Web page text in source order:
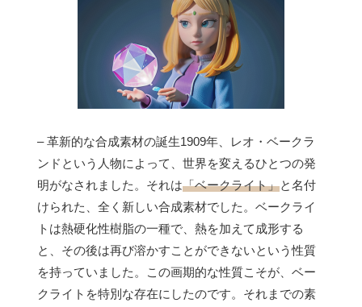
– 革新的な合成素材の誕生1909年、レオ・ベークラ
ンドという人物によって、世界を変えるひとつの発
明がなされました。それは「ベークライト」と名付
けられた、全く新しい合成素材でした。ベークライ
トは熱硬化性樹脂の一種で、熱を加えて成形する
と、その後は再び溶かすことができないという性質
を持っていました。この画期的な性質こそが、ベー
クライトを特別な存在にしたのです。それまでの素